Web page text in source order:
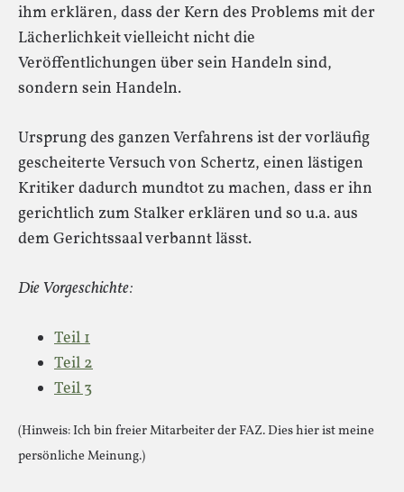
ihm erklären, dass der Kern des Problems mit der
Lächerlichkeit vielleicht nicht die
Veröffentlichungen über sein Handeln sind,
sondern sein Handeln.
Ursprung des ganzen Verfahrens ist der vorläufig
gescheiterte Versuch von Schertz, einen lästigen
Kritiker dadurch mundtot zu machen, dass er ihn
gerichtlich zum Stalker erklären und so u.a. aus
dem Gerichtssaal verbannt lässt.
Die Vorgeschichte:
Teil 1
Teil 2
Teil 3
(Hinweis: Ich bin freier Mitarbeiter der FAZ. Dies hier ist meine
persönliche Meinung.)